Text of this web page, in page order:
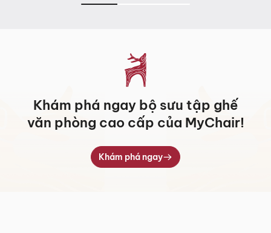
Khám phá ngay bộ sưu tập ghế
văn phòng cao cấp của MyChair!
Khám phá ngay